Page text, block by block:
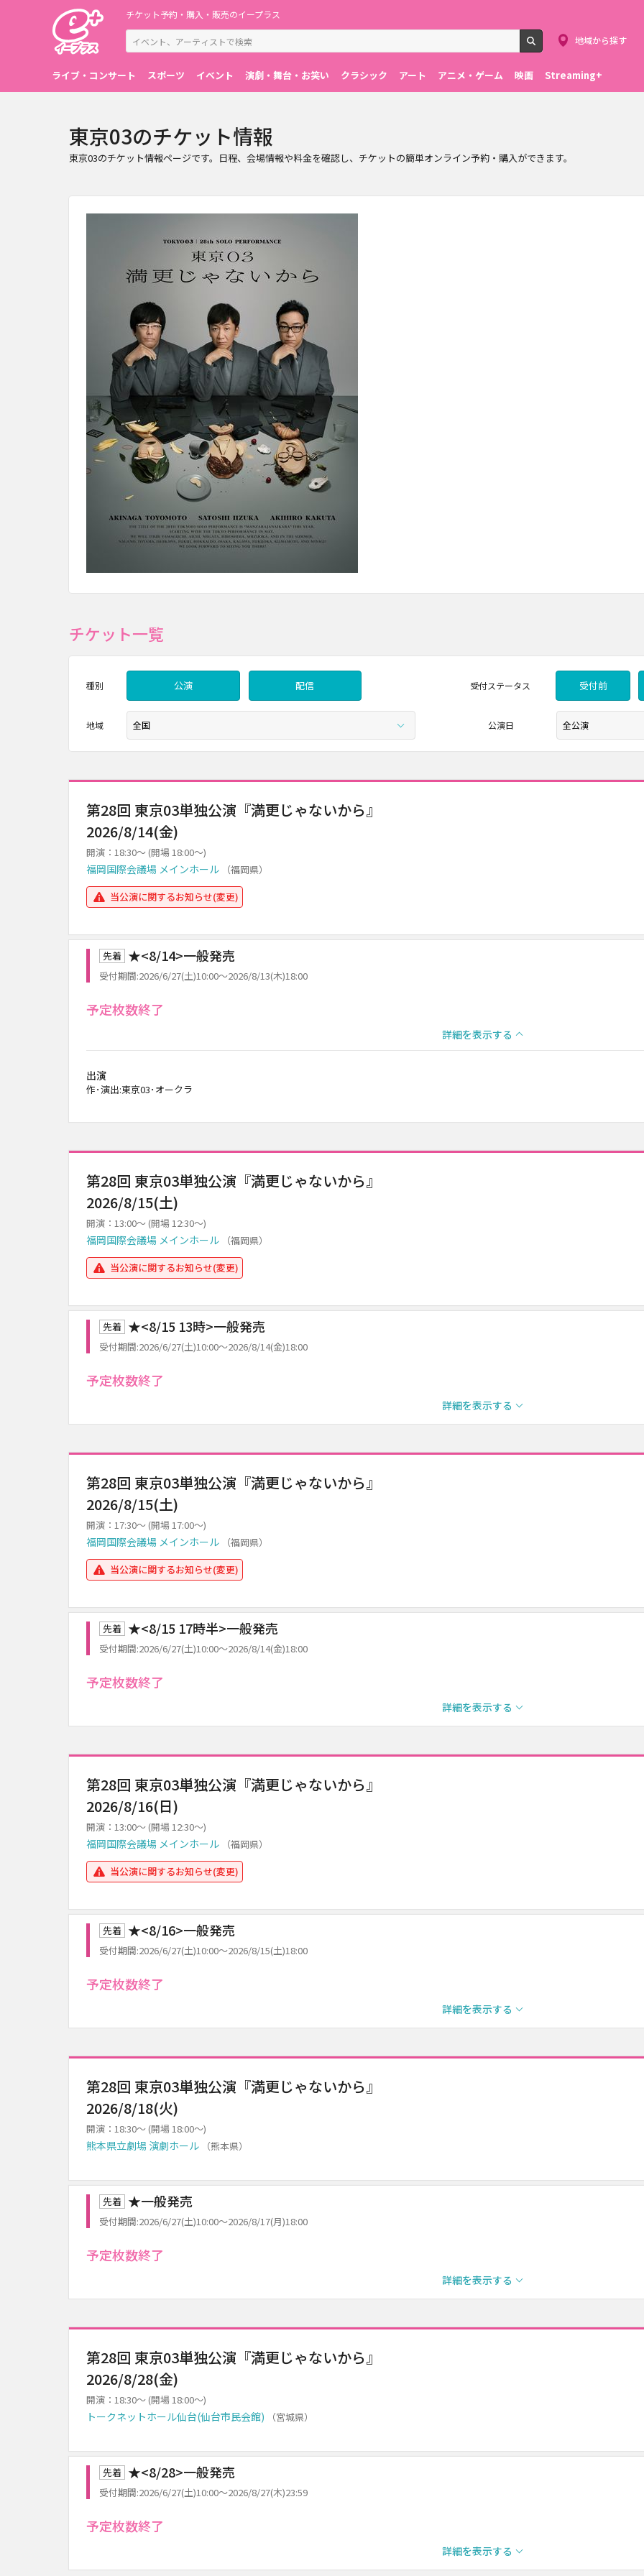
チケット予約・購入・販売のイープラス
検索
地域から探す
ライブ・コンサート スポーツ イベント 演劇・舞台・お笑い クラシック アート アニメ・ゲーム 映画 Streaming+
東京03のチケット情報
東京03のチケット情報ページです。日程、会場情報や料金を確認し、チケットの簡単オンライン予約・購入ができます。
チケット一覧
種別 公演 配信 受付ステータス 受付前
地域 公演日
第28回 東京03単独公演『満更じゃないから』
2026/8/14(金)
開演：18:30～ (開場 18:00～)
福岡国際会議場 メインホール
（福岡県）
当公演に関するお知らせ(変更)
先着 ★<8/14>一般発売
受付期間:2026/6/27(土)10:00～2026/8/13(木)18:00
予定枚数終了
詳細を表示する
出演
作･演出:東京03･オークラ
第28回 東京03単独公演『満更じゃないから』
2026/8/15(土)
開演：13:00～ (開場 12:30～)
福岡国際会議場 メインホール
（福岡県）
当公演に関するお知らせ(変更)
先着 ★<8/15 13時>一般発売
受付期間:2026/6/27(土)10:00～2026/8/14(金)18:00
予定枚数終了
詳細を表示する
第28回 東京03単独公演『満更じゃないから』
2026/8/15(土)
開演：17:30～ (開場 17:00～)
福岡国際会議場 メインホール
（福岡県）
当公演に関するお知らせ(変更)
先着 ★<8/15 17時半>一般発売
受付期間:2026/6/27(土)10:00～2026/8/14(金)18:00
予定枚数終了
詳細を表示する
第28回 東京03単独公演『満更じゃないから』
2026/8/16(日)
開演：13:00～ (開場 12:30～)
福岡国際会議場 メインホール
（福岡県）
当公演に関するお知らせ(変更)
先着 ★<8/16>一般発売
受付期間:2026/6/27(土)10:00～2026/8/15(土)18:00
予定枚数終了
詳細を表示する
第28回 東京03単独公演『満更じゃないから』
2026/8/18(火)
開演：18:30～ (開場 18:00～)
熊本県立劇場 演劇ホール （熊本県）
先着 ★一般発売
受付期間:2026/6/27(土)10:00～2026/8/17(月)18:00
予定枚数終了
詳細を表示する
第28回 東京03単独公演『満更じゃないから』
2026/8/28(金)
開演：18:30～ (開場 18:00～)
トークネットホール仙台(仙台市民会館) （宮城県）
先着 ★<8/28>一般発売
受付期間:2026/6/27(土)10:00～2026/8/27(木)23:59
予定枚数終了
詳細を表示する